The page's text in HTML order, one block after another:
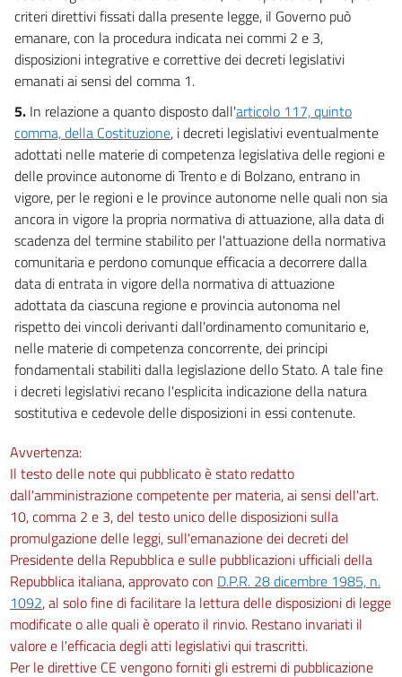
criteri direttivi fissati dalla presente legge, il Governo può
emanare, con la procedura indicata nei commi 2 e 3,
disposizioni integrative e correttive dei decreti legislativi
emanati ai sensi del comma 1.
5. In relazione a quanto disposto dall'articolo 117, quinto
comma, della Costituzione, i decreti legislativi eventualmente
adottati nelle materie di competenza legislativa delle regioni e
delle province autonome di Trento e di Bolzano, entrano in
vigore, per le regioni e le province autonome nelle quali non sia
ancora in vigore la propria normativa di attuazione, alla data di
scadenza del termine stabilito per l'attuazione della normativa
comunitaria e perdono comunque efficacia a decorrere dalla
data di entrata in vigore della normativa di attuazione
adottata da ciascuna regione e provincia autonoma nel
rispetto dei vincoli derivanti dall'ordinamento comunitario e,
nelle materie di competenza concorrente, dei principi
fondamentali stabiliti dalla legislazione dello Stato. A tale fine
i decreti legislativi recano l'esplicita indicazione della natura
sostitutiva e cedevole delle disposizioni in essi contenute.
Avvertenza:
Il testo delle note qui pubblicato è stato redatto
dall'amministrazione competente per materia, ai sensi dell'art.
10, comma 2 e 3, del testo unico delle disposizioni sulla
promulgazione delle leggi, sull'emanazione dei decreti del
Presidente della Repubblica e sulle pubblicazioni ufficiali della
Repubblica italiana, approvato con D.P.R. 28 dicembre 1985, n.
1092, al solo fine di facilitare la lettura delle disposizioni di legge
modificate o alle quali è operato il rinvio. Restano invariati il
valore e l'efficacia degli atti legislativi qui trascritti.
Per le direttive CE vengono forniti gli estremi di pubblicazione